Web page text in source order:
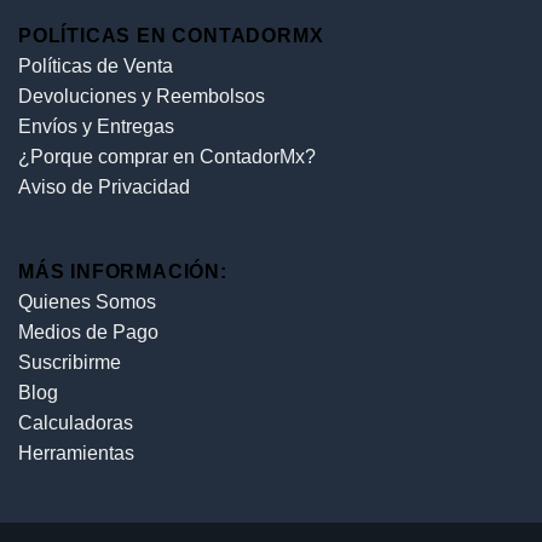
POLÍTICAS EN CONTADORMX
Políticas de Venta
Devoluciones y Reembolsos
Envíos y Entregas
¿Porque comprar en ContadorMx?
Aviso de Privacidad
MÁS INFORMACIÓN:
Quienes Somos
Medios de Pago
Suscribirme
Blog
Calculadoras
Herramientas